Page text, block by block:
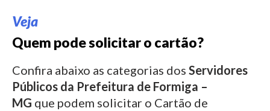
Veja
Quem pode solicitar o cartão?
Confira abaixo as categorias dos Servidores
Públicos da Prefeitura de Formiga –
MG que podem solicitar o Cartão de